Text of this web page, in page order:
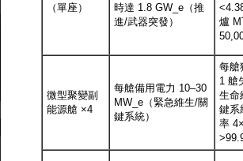
（單座）
時達 1.8 GW_e（推
進/武器突發）
爐
微型聚變副
能源艙 ×4
每艙備用電力 10–30
MW_e（緊急維生/關
鍵系統）
每艙
1 艙
生命
鍵系
率